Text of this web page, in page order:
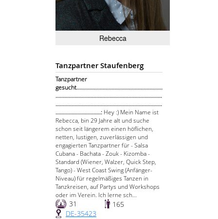
Rebecca
Tanzpartner Staufenberg
Tanzpartner
gesucht...........................................................
.........................................................................
.........................................................................
...............................: Hey :) Mein Name ist
Rebecca, bin 29 Jahre alt und suche
schon seit längerem einen höflichen,
netten, lustigen, zuverlässigen und
engagierten Tanzpartner für - Salsa
Cubana - Bachata - Zouk - Kizomba -
Standard (Wiener, Walzer, Quick Step,
Tango) - West Coast Swing (Anfänger-
Niveau) für regelmäßiges Tanzen in
Tanzkreisen, auf Partys und Workshops
oder im Verein. Ich lerne sch...
31
165
DE-35423